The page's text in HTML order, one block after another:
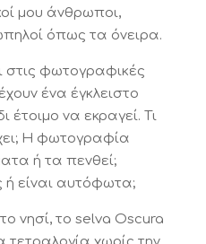
μου άνθρωποι,
όπως τα όνειρα.
στις φωτογραφικές
ένα έγκλειστο
να εκραγεί. Τι
Η φωτογραφία
ή τα πενθεί;
ή είναι αυτόφωτα;
νησί, το selva Oscura